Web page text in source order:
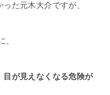
た元木大介ですが、
、
が見えなくなる危険が